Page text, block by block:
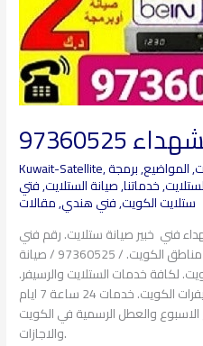
Kuwait-Satellite, ,المواضيع,برمجة
,خدماتنا,صيانة الستلايت,فتي
ستلايت الكويت,فني هندي,مقالات
فني خبير صيانة ستلايت. رقم فني
صيانة ستلايت الشهداء. في جميع مناطق الكويت. / 97360525 / صيانة
لكافة خدمات الستلايت والرسيفر.
صيانة دش رسيفر. برمجة رسيفرات الكويت. خدمات 24 ساعة 7 ايام
والعطل الرسمية في الكويت
والاجازات.